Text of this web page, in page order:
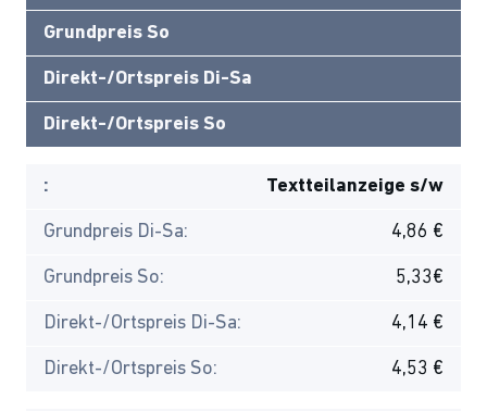
Grundpreis So
Direkt-/Ortspreis Di-Sa
Direkt-/Ortspreis So
: Textteilanzeige s/w
Grundpreis Di-Sa: 4,86 €
Grundpreis So: 5,33€
Direkt-/Ortspreis Di-Sa: 4,14 €
Direkt-/Ortspreis So: 4,53 €